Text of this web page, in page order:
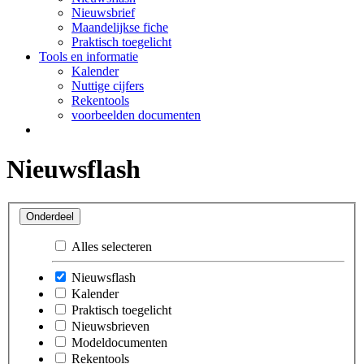
Nieuwsbrief
Maandelijkse fiche
Praktisch toegelicht
Tools en informatie
Kalender
Nuttige cijfers
Rekentools
voorbeelden documenten
Nieuwsflash
Onderdeel
Alles selecteren
Nieuwsflash
Kalender
Praktisch toegelicht
Nieuwsbrieven
Modeldocumenten
Rekentools